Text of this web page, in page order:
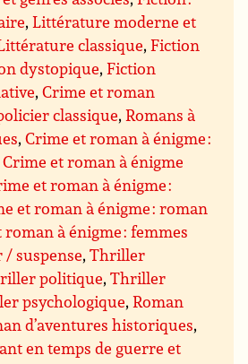
,Littérature moderne et
classique,Fiction
dystopique,Fiction
,Crime et roman
classique,Romans à
,Crime et roman à énigme :
Crime et roman à énigme
et roman à énigme :
et roman à énigme : roman
à énigme : femmes
suspense,Thriller
politique,Thriller
psychologique,Roman
d’aventures historiques,
en temps de guerre et